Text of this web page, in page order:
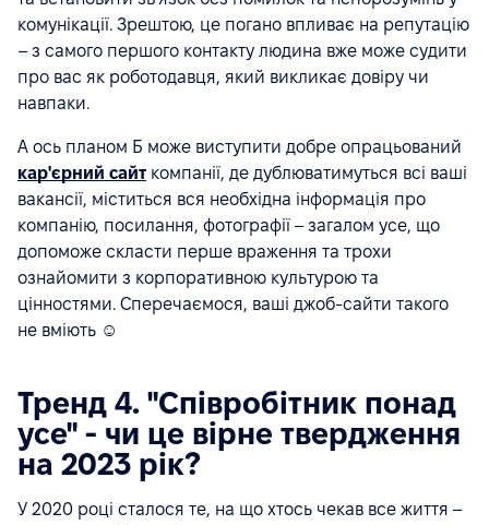
комунікації. Зрештою, це погано впливає на репутацію
– з самого першого контакту людина вже може судити
про вас як роботодавця, який викликає довіру чи
навпаки.
А ось планом Б може виступити добре опрацьований
кар'єрний сайт компанії, де дублюватимуться всі ваші
вакансії, міститься вся необхідна інформація про
компанію, посилання, фотографії – загалом усе, що
допоможе скласти перше враження та трохи
ознайомити з корпоративною культурою та
цінностями. Сперечаємося, ваші джоб-сайти такого
не вміють ☺
Тренд 4. "Співробітник понад
усе" - чи це вірне твердження
на 2023 рік?
У 2020 році сталося те, на що хтось чекав все життя –